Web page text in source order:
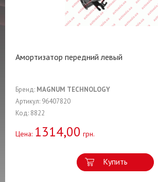
Амортизатор передний левый
Бренд: MAGNUM TECHNOLOGY
Артикул: 96407820
Код: 8822
Цена: 1314,00 грн.
Купить